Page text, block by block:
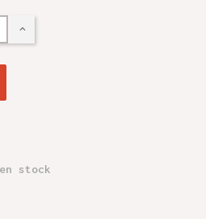
stock